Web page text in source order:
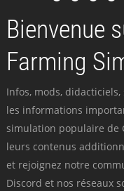
Bienvenue
Farming
Infos, mods,
les informations
simulation populaire de
leurs contenus
et rejoignez notre
Discord et nos réseaux